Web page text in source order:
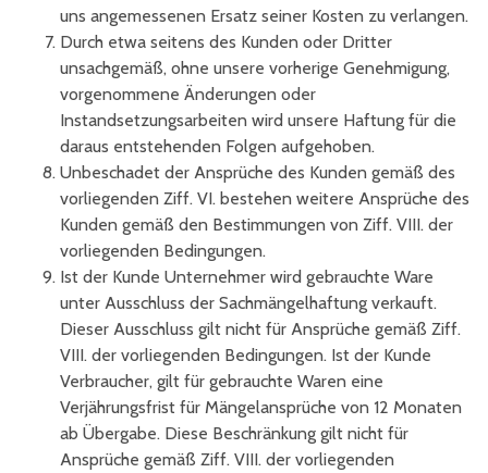
uns angemessenen Ersatz seiner Kosten zu verlangen.
Durch etwa seitens des Kunden oder Dritter
unsachgemäß, ohne unsere vorherige Genehmigung,
vorgenommene Änderungen oder
Instandsetzungsarbeiten wird unsere Haftung für die
daraus entstehenden Folgen aufgehoben.
Unbeschadet der Ansprüche des Kunden gemäß des
vorliegenden Ziff. VI. bestehen weitere Ansprüche des
Kunden gemäß den Bestimmungen von Ziff. VIII. der
vorliegenden Bedingungen.
Ist der Kunde Unternehmer wird gebrauchte Ware
unter Ausschluss der Sachmängelhaftung verkauft.
Dieser Ausschluss gilt nicht für Ansprüche gemäß Ziff.
VIII. der vorliegenden Bedingungen. Ist der Kunde
Verbraucher, gilt für gebrauchte Waren eine
Verjährungsfrist für Mängelansprüche von 12 Monaten
ab Übergabe. Diese Beschränkung gilt nicht für
Ansprüche gemäß Ziff. VIII. der vorliegenden